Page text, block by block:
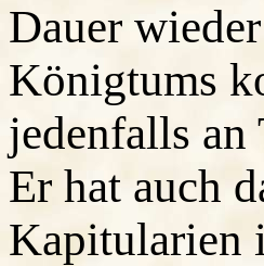
Dauer
Königtums
jedenfalls
Er hat auch
Kapitularien